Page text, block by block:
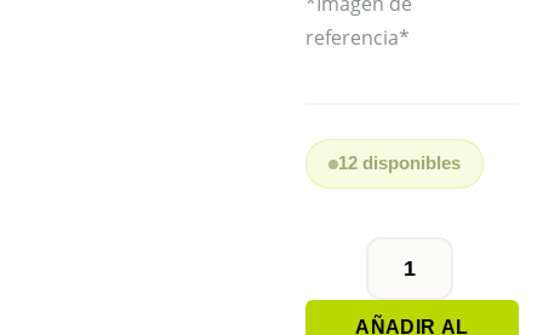
referencia*
12 disponibles
BATERIA
LIPO
502030
AÑADIR AL